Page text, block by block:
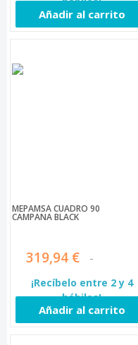
Añadir al carrito
MEPAMSA CUADRO 90
CAMPANA BLACK
319,94 €
¡Recíbelo entre 2 y 4
hábiles!
Añadir al carrito